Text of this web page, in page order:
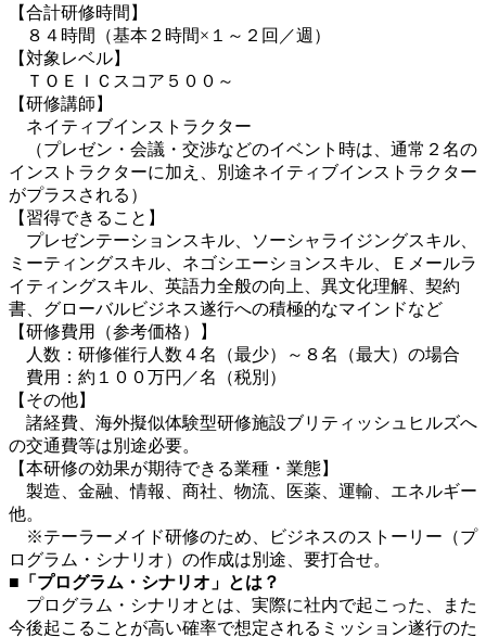
【合計研修時間】
８４時間（基本２時間×１～２回／週）
【対象レベル】
ＴＯＥＩＣスコア５００～
【研修講師】
ネイティブインストラクター
（プレゼン・会議・交渉などのイベント時は、通常２名の
インストラクターに加え、別途ネイティブインストラクター
がプラスされる）
【習得できること】
プレゼンテーションスキル、ソーシャライジングスキル、
ミーティングスキル、ネゴシエーションスキル、Ｅメールラ
イティングスキル、英語力全般の向上、異文化理解、契約
書、グローバルビジネス遂行への積極的なマインドなど
【研修費用（参考価格）】
人数：研修催行人数４名（最少）～８名（最大）の場合
費用：約１００万円／名（税別）
【その他】
諸経費、海外擬似体験型研修施設ブリティッシュヒルズへ
の交通費等は別途必要。
【本研修の効果が期待できる業種・業態】
製造、金融、情報、商社、物流、医薬、運輸、エネルギー
他。
※テーラーメイド研修のため、ビジネスのストーリー（プ
ログラム・シナリオ）の作成は別途、要打合せ。
■「プログラム・シナリオ」とは？
プログラム・シナリオとは、実際に社内で起こった、また
今後起こることが高い確率で想定されるミッション遂行のた